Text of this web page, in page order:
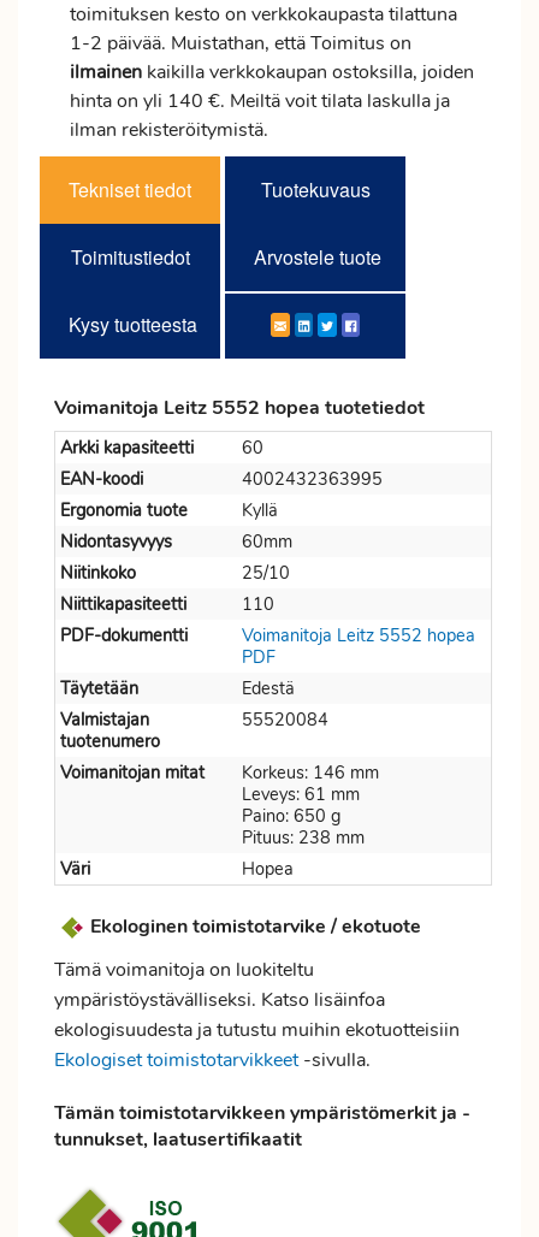
toimituksen kesto on verkkokaupasta tilattuna
1-2 päivää. Muistathan, että Toimitus on
ilmainen kaikilla verkkokaupan ostoksilla, joiden
hinta on yli 140 €. Meiltä voit tilata laskulla ja
ilman rekisteröitymistä.
Tekniset tiedot Tuotekuvaus
Toimitustiedot Arvostele tuote
Kysy tuotteesta
Voimanitoja Leitz 5552 hopea tuotetiedot
Arkki kapasiteetti
60
EAN-koodi
4002432363995
Ergonomia tuote
Kyllä
Nidontasyvyys
60mm
Niitinkoko
25/10
Niittikapasiteetti
110
PDF-dokumentti
Voimanitoja Leitz 5552 hopea
PDF
Täytetään
Edestä
Valmistajan
tuotenumero
55520084
Voimanitojan mitat
Korkeus: 146 mm
Leveys: 61 mm
Paino: 650 g
Pituus: 238 mm
Väri
Hopea
Ekologinen toimistotarvike / ekotuote
Tämä voimanitoja on luokiteltu
ympäristöystävälliseksi. Katso lisäinfoa
ekologisuudesta ja tutustu muihin ekotuotteisiin
Ekologiset toimistotarvikkeet-sivulla.
Tämän toimistotarvikkeen ympäristömerkit ja -
tunnukset, laatusertifikaatit